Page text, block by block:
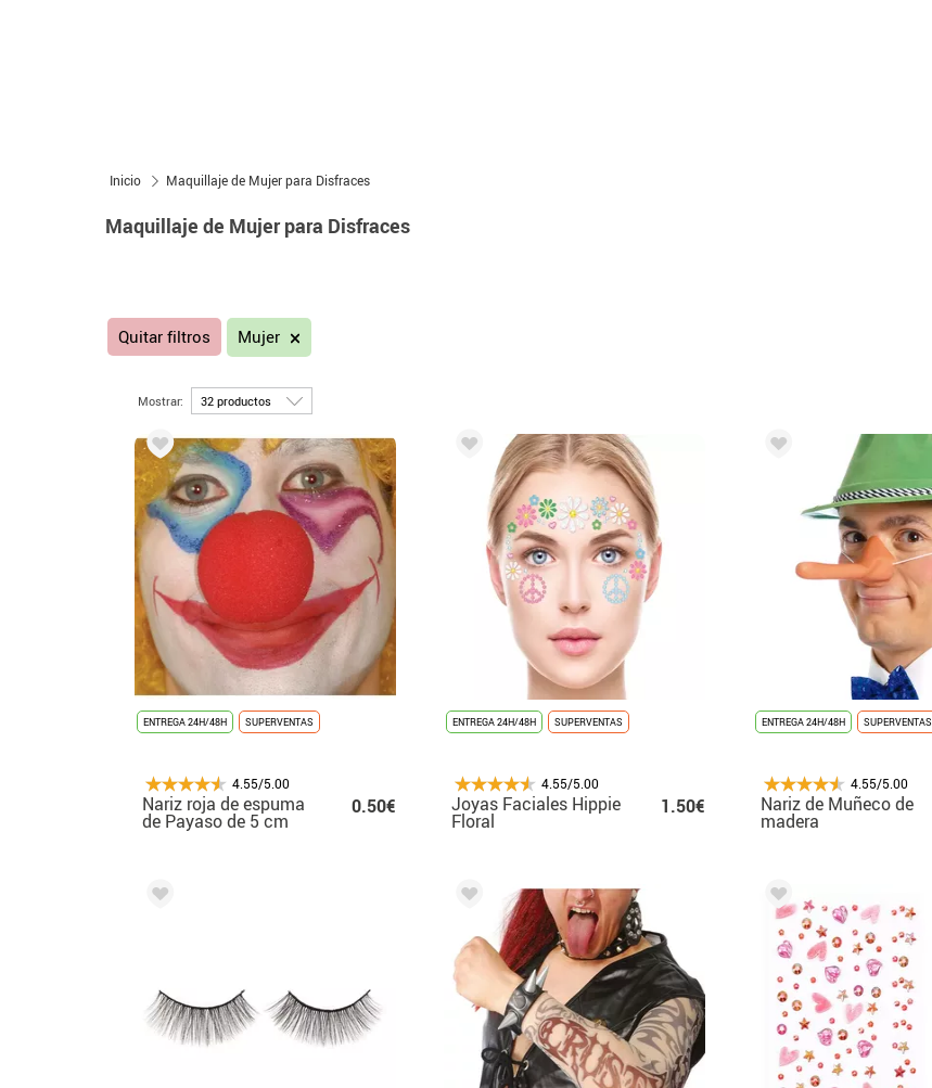
Inicio Maquillaje de Mujer para Disfraces
Maquillaje de Mujer para Disfraces
Quitar filtros Mujer
Mostrar:
ENTREGA 24H/48H SUPERVENTAS
4.55/5.00
Nariz roja de espuma
de Payaso de 5 cm
0.50€
ENTREGA 24H/48H SUPERVENTAS
4.55/5.00
Joyas Faciales Hippie
Floral
1.50€
ENTREGA 24H/48H SUPERVENTAS
4.55/5.00
Nariz de Muñeco de
madera